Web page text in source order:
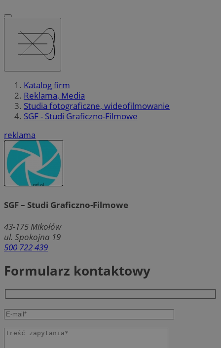
Katalog firm
Reklama, Media
Studia fotograficzne, wideofilmowanie
SGF - Studi Graficzno-Filmowe
reklama
SGF – Studi Graficzno-Filmowe
43-175 Mikołów
ul. Spokojna 19
500 722 439
Formularz kontaktowy